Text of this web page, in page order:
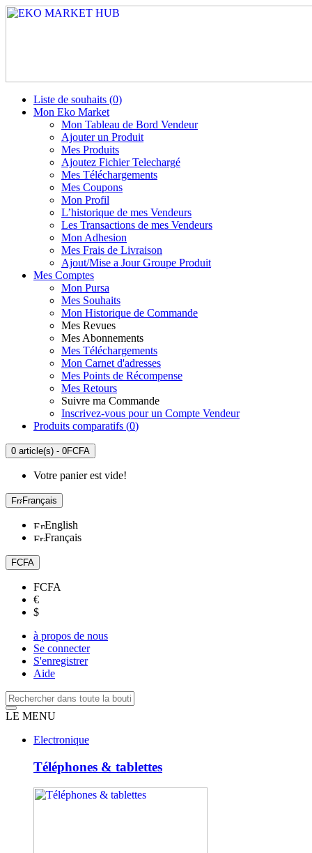
Liste de souhaits (0)
Mon Eko Market
Mon Tableau de Bord Vendeur
Ajouter un Produit
Mes Produits
Ajoutez Fichier Telechargé
Mes Téléchargements
Mes Coupons
Mon Profil
L’historique de mes Vendeurs
Les Transactions de mes Vendeurs
Mon Adhesion
Mes Frais de Livraison
Ajout/Mise a Jour Groupe Produit
Mes Comptes
Mon Pursa
Mes Souhaits
Mon Historique de Commande
Mes Revues
Mes Abonnements
Mes Téléchargements
Mon Carnet d'adresses
Mes Points de Récompense
Mes Retours
Suivre ma Commande
Inscrivez-vous pour un Compte Vendeur
Produits comparatifs (0)
0 article(s) - 0FCFA
Votre panier est vide!
Français
English
Français
FCFA
FCFA
€
$
à propos de nous
Se connecter
S'enregistrer
Aide
LE MENU
Electronique
Téléphones & tablettes